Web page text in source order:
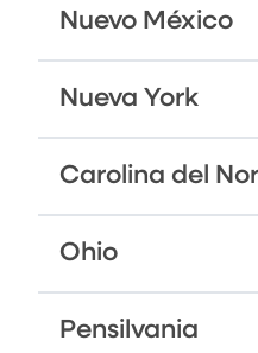
Nuevo México
Nueva York
Carolina del
Ohio
Pensilvania